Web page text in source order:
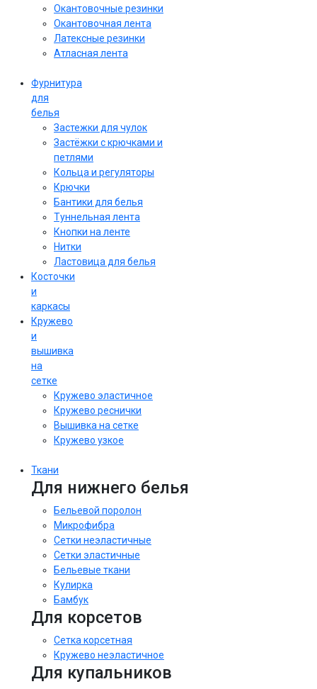
Окантовочные резинки
Окантовочная лента
Латексные резинки
Атласная лента
Фурнитура
для
белья
Застежки для чулок
Застёжки с крючками и
петлями
Кольца и регуляторы
Крючки
Бантики для белья
Туннельная лента
Кнопки на ленте
Нитки
Ластовица для белья
Косточки
и
каркасы
Кружево
и
вышивка
на
сетке
Кружево эластичное
Кружево реснички
Вышивка на сетке
Кружево узкое
Ткани
Для нижнего белья
Бельевой поролон
Микрофибра
Сетки неэластичные
Сетки эластичные
Бельевые ткани
Кулирка
Бамбук
Для корсетов
Сетка корсетная
Кружево неэластичное
Для купальников